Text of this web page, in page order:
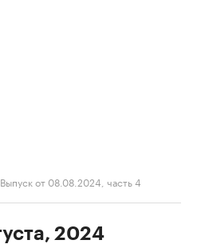
от 08.08.2024, часть 4
2024